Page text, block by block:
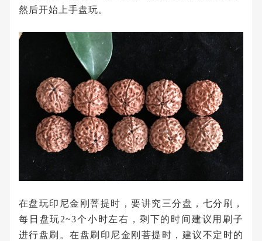
然后开始上手盘玩。
在盘玩印尼金刚菩提时，要讲究三分盘，七分刷，
每日盘玩2~3个小时左右，剩下的时间建议用刷子
进行盘刷。在盘刷印尼金刚菩提时，建议不定时的